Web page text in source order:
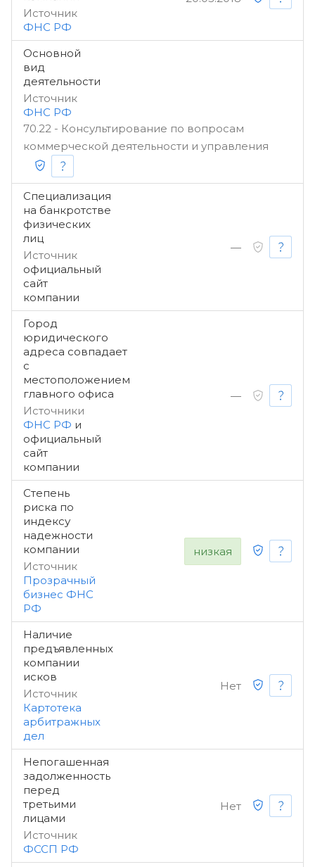
Источник
ФНС РФ
Основной
вид
деятельности
Источник
ФНС РФ
70.22 - Консультирование по вопросам
коммерческой деятельности и управления
Специализация
на банкротстве
физических
лиц
Источник
официальный
сайт
компании
—
Город
юридического
адреса совпадает
с
местоположением
главного офиса
Источники
ФНС РФ и
официальный
сайт
компании
—
Степень
риска по
индексу
надежности
компании
Источник
Прозрачный
бизнес ФНС
РФ
низкая
Наличие
предъявленных
компании
исков
Источник
Картотека
арбитражных
дел
Нет
Непогашенная
задолженность
перед
третьими
лицами
Источник
ФССП РФ
Нет